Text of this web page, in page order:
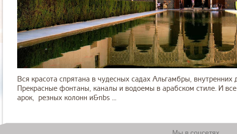
Вся красота спрятана в чудесных садах Альгамбры, внутренних
Прекрасные фонтаны, каналы и водоемы в арабском стиле. И
арок, резных колонн и&nbs ...